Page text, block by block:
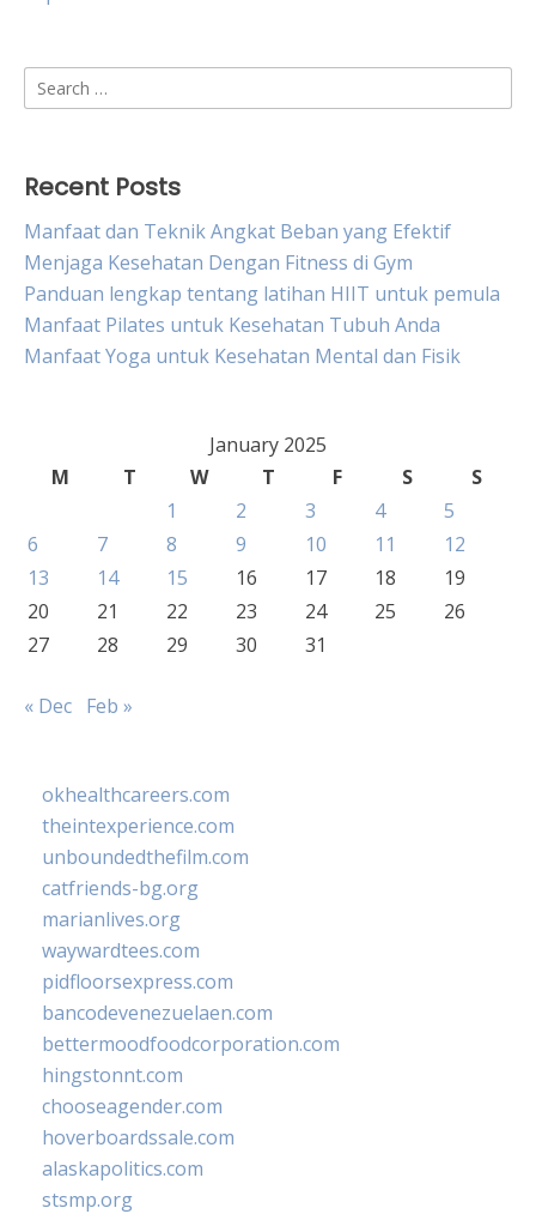
Search
for:
Recent Posts
Manfaat dan Teknik Angkat Beban yang Efektif
Menjaga Kesehatan Dengan Fitness di Gym
Panduan lengkap tentang latihan HIIT untuk pemula
Manfaat Pilates untuk Kesehatan Tubuh Anda
Manfaat Yoga untuk Kesehatan Mental dan Fisik
January 2025
M
T W T F S
S
1
2 3 4
5
6
7 8 9 10 11
12
13
14 15 16 17 18
19
20
21 22 23 24 25
26
27
28 29 30 31
« Dec Feb »
okhealthcareers.com
theintexperience.com
unboundedthefilm.com
catfriends-bg.org
marianlives.org
waywardtees.com
pidfloorsexpress.com
bancodevenezuelaen.com
bettermoodfoodcorporation.com
hingstonnt.com
chooseagender.com
hoverboardssale.com
alaskapolitics.com
stsmp.org